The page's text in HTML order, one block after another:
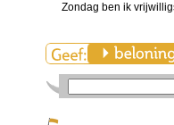
Zondag ben ik